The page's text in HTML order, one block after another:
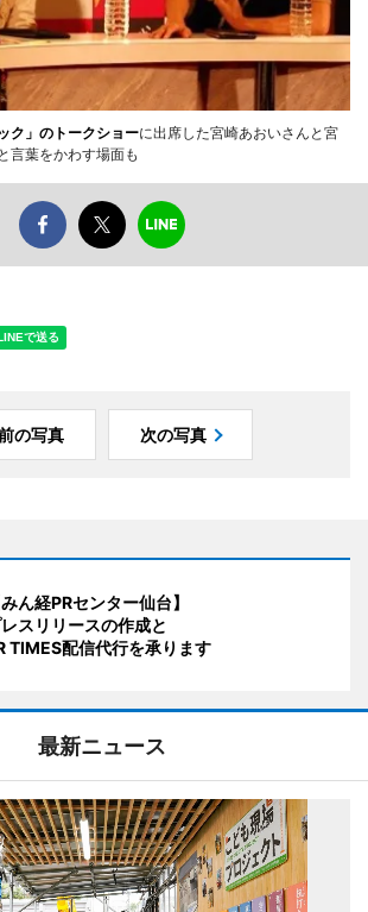
ク」のトークショーに出席した宮崎あおいさんと宮
言葉をかわす場面も
の写真 次の写真
みん経PRセンター仙台】
スリリースの作成と
TIMES配信代行を承ります
最新ニュース